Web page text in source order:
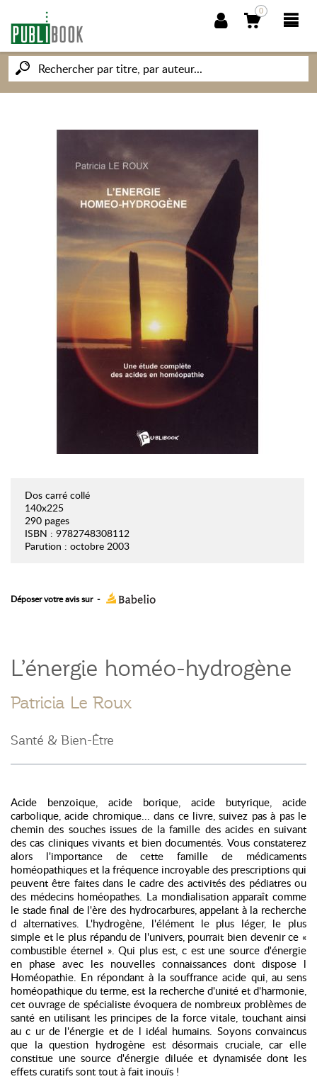
0
NOUVEAUTÉS
PUBLIBOOK
SOCIÉTÉ DES ÉCRIVAINS
CONNAISSANCES ET SAVOIRS
MON PETIT ÉDITEUR
Dos carré collé
140x225
290 pages
ISBN : 9782748308112
Parution : octobre 2003
Déposer votre avis sur -
L’énergie homéo-hydrogène
Patricia Le Roux
Santé & Bien-Être
Acide benzoique, acide borique, acide butyrique, acide
carbolique, acide chromique... dans ce livre, suivez pas à pas le
chemin des souches issues de la famille des acides en suivant
des cas cliniques vivants et bien documentés. Vous constaterez
alors l'importance de cette famille de médicaments
homéopathiques et la fréquence incroyable des prescriptions qui
peuvent être faites dans le cadre des activités des pédiatres ou
des médecins homéopathes. La mondialisation apparaît comme
le stade final de l'ère des hydrocarbures, appelant à la recherche
d alternatives. L'hydrogène, l'élément le plus léger, le plus
simple et le plus répandu de l'univers, pourrait bien devenir ce «
combustible éternel ». Qui plus est, c est une source d'énergie
en phase avec les nouvelles connaissances dont dispose l
Homéopathie. En répondant à la souffrance acide qui, au sens
homéopathique du terme, est la recherche d'unité et d'harmonie,
cet ouvrage de spécialiste évoquera de nombreux problèmes de
santé en utilisant les principes de la force vitale, touchant ainsi
au c ur de l'énergie et de l idéal humains. Soyons convaincus
que la question hydrogène est désormais cruciale, car elle
constitue une source d'énergie diluée et dynamisée dont les
effets curatifs sont tout à fait inouïs !